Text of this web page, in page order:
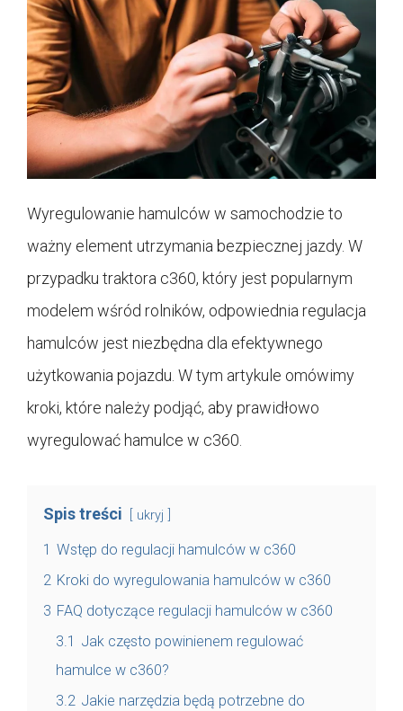
Wyregulowanie hamulców w samochodzie to
ważny element utrzymania bezpiecznej jazdy. W
przypadku traktora c360, który jest popularnym
modelem wśród rolników, odpowiednia regulacja
hamulców jest niezbędna dla efektywnego
użytkowania pojazdu. W tym artykule omówimy
kroki, które należy podjąć, aby prawidłowo
wyregulować hamulce w c360.
Spis treści ukryj
1 Wstęp do regulacji hamulców w c360
2 Kroki do wyregulowania hamulców w c360
3 FAQ dotyczące regulacji hamulców w c360
3.1
Jak często powinienem regulować
hamulce w c360?
3.2 Jakie narzędzia będą potrzebne do